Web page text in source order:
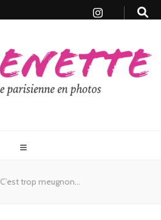
C’est trop meugnon…